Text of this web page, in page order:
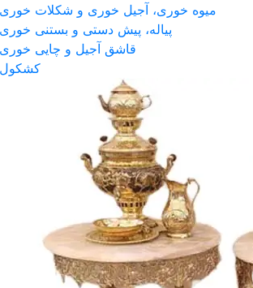
میوه خوری، آجیل خوری و شکلات خوری
پیاله، پیش دستی و بستنی خوری
قاشق آجیل و چایی خوری
کشکول